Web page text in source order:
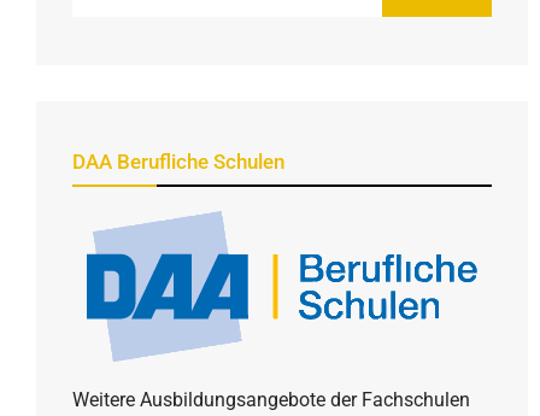
DAA Berufliche Schulen
Weitere Ausbildungsangebote der Fachschulen